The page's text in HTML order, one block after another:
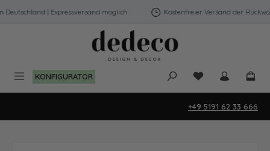
Zum Hauptinhalt springen
| Expressversand möglich Kostenfreier Versand der
KONFIGURATOR Du hast 0
+49 5191 62 33 666